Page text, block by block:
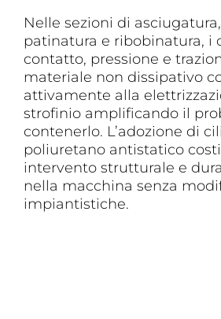
Nelle sezioni di
patinatura e ribobinatura, i
contatto, pressione e
materiale non dissipativo
attivamente alla
strofinio amplificando il
contenerlo. L’adozione di
poliuretano antistatico
intervento strutturale e
nella macchina senza
impiantistiche.